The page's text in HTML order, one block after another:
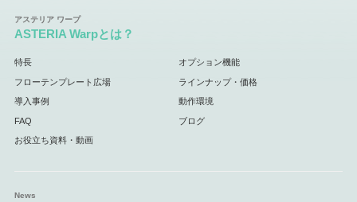
ASTERIA Warpとは？
特長 オプション機能
フローテンプレート広場 ラインナップ・価格
導入事例 動作環境
FAQ ブログ
お役立ち資料・動画